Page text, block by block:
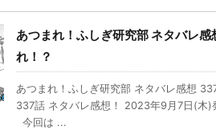
あつまれ！ふしぎ研究部 ネタバレ
れ！？
あつまれ！ふしぎ研究部 ネタバレ感想
337話 ネタバレ感想！ 2023年9月7日(木)
今回は ...